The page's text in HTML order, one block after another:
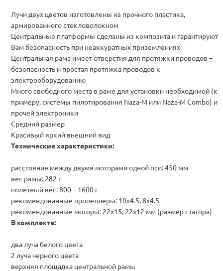
Лучи двух цветов изготовлены из прочного пластика,
армированного стекловолокном
Центральные платформы сделаны из композита и гарантируют
Вам безопасность при неаккуратных приземлениях
Центральная рама имеет отверстия для протяжки проводов –
безопасность и простая протяжка проводов к
электрооборудованию
Много свободного места в раме для установки необходимой (к
примеру, системы пилотирования Naza-M или Naza-M Combo) и
прочей электроники
Средний размер
Красивый яркий внешний вид
Технические характеристики:
расстояние между двумя моторами одной оси: 450 мм
вес рамы: 282 г
полетный вес: 800 – 1600 г
рекомендованные пропеллеры: 10x4.5, 8x4.5
рекомендованные моторы: 22x15, 22x12 мм (размер статора)
В комплекте:
два луча белого цвета
2 луча черного цвета
верхняя площадка центральной рамы